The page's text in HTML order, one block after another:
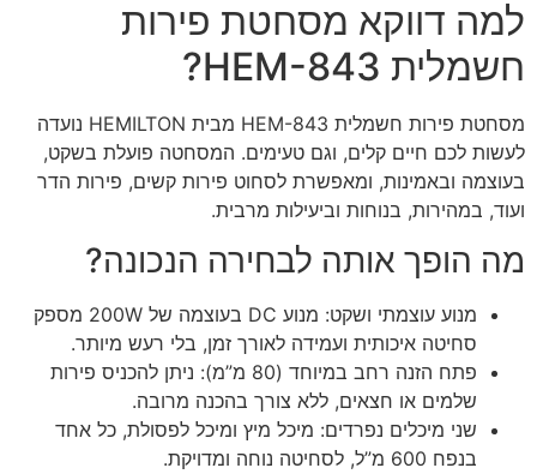
למה דווקא מסחטת פירות
חשמלית HEM-843?
מסחטת פירות חשמלית HEM-843 מבית HEMILTON נועדה
לעשות לכם חיים קלים, וגם טעימים. המסחטה פועלת בשקט,
בעוצמה ובאמינות, ומאפשרת לסחוט פירות קשים, פירות הדר
ועוד, במהירות, בנוחות וביעילות מרבית.
מה הופך אותה לבחירה הנכונה?
מנוע עוצמתי ושקט: מנוע DC בעוצמה של 200W מספק
סחיטה איכותית ועמידה לאורך זמן, בלי רעש מיותר.
פתח הזנה רחב במיוחד (80 מ”מ): ניתן להכניס פירות
שלמים או חצאים, ללא צורך בהכנה מרובה.
שני מיכלים נפרדים: מיכל מיץ ומיכל לפסולת, כל אחד
בנפח 600 מ”ל, לסחיטה נוחה ומדויקת.